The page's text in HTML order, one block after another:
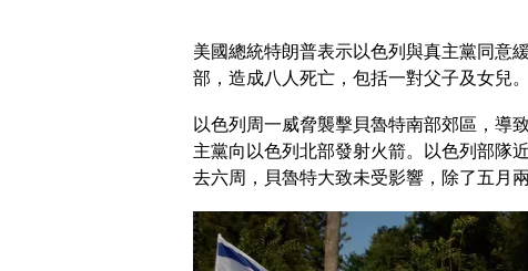
美國總統特朗普表示以色列與真主黨同意
部，造成八人死亡，包括一對父子及女兒。
以色列周一威脅襲擊貝魯特南部郊區，導
主黨向以色列北部發射火箭。以色列部隊
去六周，貝魯特大致未受影響，除了五月